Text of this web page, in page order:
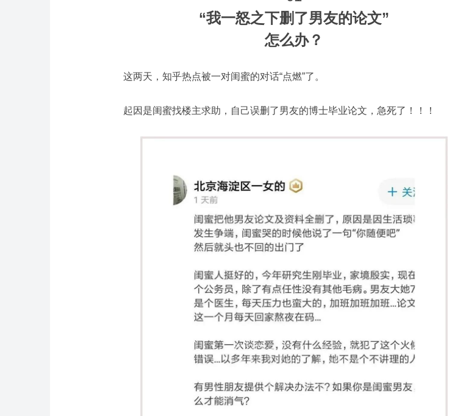
“我一怒之下删了男友的论文”
怎么办？
这两天，知乎热点被一对闺蜜的对话“点燃”了。
起因是闺蜜找楼主求助，自己误删了男友的博士毕业论文，急死了！！！